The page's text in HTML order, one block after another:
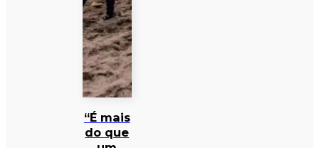
“É mais
do que